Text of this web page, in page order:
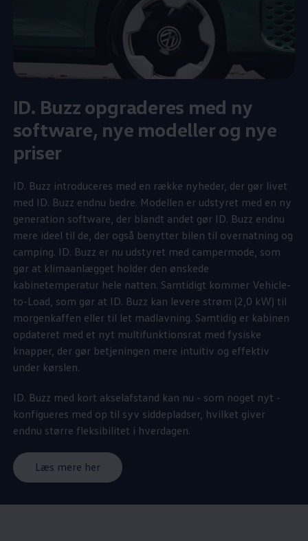
ID. Buzz opgraderes med ny
software, nye modeller og nye
priser
ID. Buzz introduceres med en række nyheder, der gør livet
med ID. Buzz endnu bedre. Modellen er udstyret med en ny
generation software, der blandt andet gør ID. Buzz endnu
mere ideel til de, der også benytter bilen til overnatning og
camping. ID. Buzz er nu udstyret med campermode, som
gør at klimaanlægget holder den ønskede
kabinetemperatur hele natten. Samtidigt kommer Vehicle-
to-Load, som gør at ID. Buzz kan levere strøm (2,0 kW) til
morgenkaffen eller til let madlavning. Samtidig er kabinen
opdateret med et nyt multifunktionsrat med fysiske
knapper, der gør betjeningen mere intuitiv og effektiv
under kørslen.
ID. Buzz med kort akselafstand kan nu - som noget nyt -
konfigueres med op til syv siddepladser, hvilket giver
endnu større fleksibilitet i hverdagen.
Læs mere her